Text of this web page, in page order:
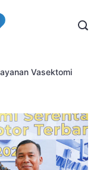
Vasektomi